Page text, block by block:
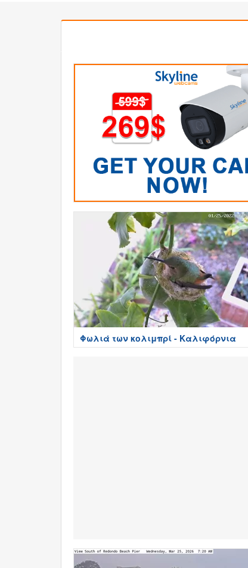
Φωλιά των κολιμπρί - Καλιφόρνια